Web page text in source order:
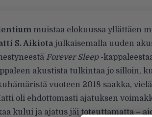
muistaa elokuussa yllättäen
S. Aikiotajulkaisemalla uuden
Forever Sleep-
akustista tulkintaa jo silloin,
vuoteen 2018 saakka,
oli ehdottomasti ajatuksen
kului ja ajatus jäi toteuttamatta –